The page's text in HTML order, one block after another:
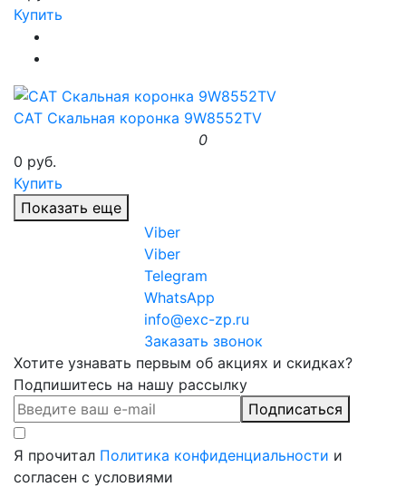
Купить
CAT Скальная коронка 9W8552TV
0
0 руб.
Купить
Показать еще
Viber
Viber
Telegram
WhatsApp
info@exc-zp.ru
Заказать звонок
Хотите узнавать первым об акциях и скидках?
Подпишитесь на нашу рассылку
Подписаться
Я прочитал Политика конфиденциальности и
согласен с условиями